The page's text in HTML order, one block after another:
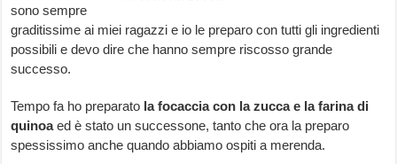
sono sempre
graditissime ai miei ragazzi e io le preparo con tutti gli ingredienti
possibili e devo dire che hanno sempre riscosso grande
successo.
Tempo fa ho preparato la focaccia con la zucca e la farina di
quinoaed è stato un successone, tanto che ora la preparo
spessissimo anche quando abbiamo ospiti a merenda.